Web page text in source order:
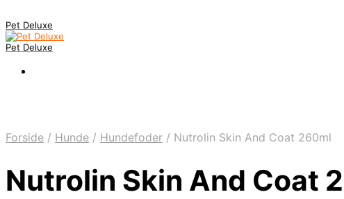
Pet Deluxe
Pet Deluxe
Forside / Hunde / Hundefoder / Nutrolin Skin And Coat 260ml
Nutrolin Skin And Coat